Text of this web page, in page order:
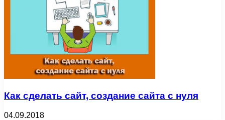
Как сделать сайт, создание сайта с нуля
04.09.2018